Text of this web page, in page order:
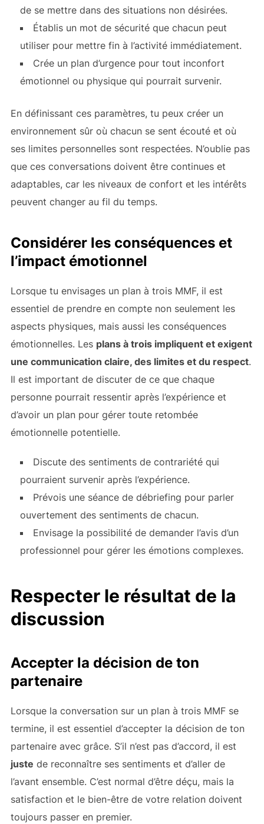
de se mettre dans des situations non désirées.
Établis un mot de sécurité que chacun peut
utiliser pour mettre fin à l’activité immédiatement.
Crée un plan d’urgence pour tout inconfort
émotionnel ou physique qui pourrait survenir.
En définissant ces paramètres, tu peux créer un
environnement sûr où chacun se sent écouté et où
ses limites personnelles sont respectées. N’oublie pas
que ces conversations doivent être continues et
adaptables, car les niveaux de confort et les intérêts
peuvent changer au fil du temps.
Considérer les conséquences et
l’impact émotionnel
Lorsque tu envisages un plan à trois MMF, il est
essentiel de prendre en compte non seulement les
aspects physiques, mais aussi les conséquences
émotionnelles. Les plans à trois impliquent et exigent
une communication claire, des limites et du respect.
Il est important de discuter de ce que chaque
personne pourrait ressentir après l’expérience et
d’avoir un plan pour gérer toute retombée
émotionnelle potentielle.
Discute des sentiments de contrariété qui
pourraient survenir après l’expérience.
Prévois une séance de débriefing pour parler
ouvertement des sentiments de chacun.
Envisage la possibilité de demander l’avis d’un
professionnel pour gérer les émotions complexes.
Respecter le résultat de la
discussion
Accepter la décision de ton
partenaire
Lorsque la conversation sur un plan à trois MMF se
termine, il est essentiel d’accepter la décision de ton
partenaire avec grâce. S’il n’est pas d’accord, il est
juste de reconnaître ses sentiments et d’aller de
l’avant ensemble. C’est normal d’être déçu, mais la
satisfaction et le bien-être de votre relation doivent
toujours passer en premier.